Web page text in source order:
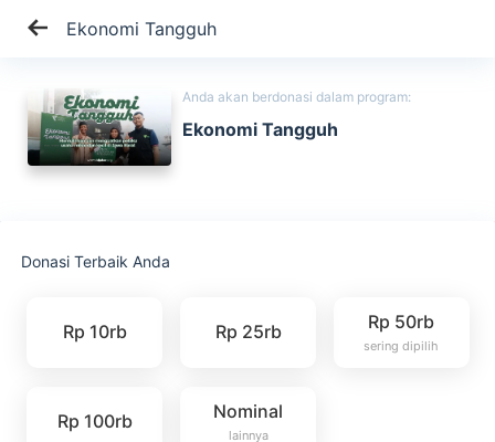
Ekonomi Tangguh
Anda akan berdonasi dalam program:
Ekonomi Tangguh
Donasi Terbaik Anda
Rp 10rb Rp 25rb Rp 50rb
sering dipilih
Rp 100rb Nominal
lainnya